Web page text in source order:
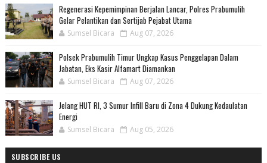
Regenerasi Kepemimpinan Berjalan Lancar, Polres Prabumulih
Gelar Pelantikan dan Sertijab Pejabat Utama
Sumsel Bicara Aug 07, 2026
Polsek Prabumulih Timur Ungkap Kasus Penggelapan Dalam
Jabatan, Eks Kasir Alfamart Diamankan
Sumsel Bicara Aug 07, 2026
Jelang HUT RI, 3 Sumur Infill Baru di Zona 4 Dukung Kedaulatan
Energi
Sumsel Bicara Aug 05, 2026
SUBSCRIBE US